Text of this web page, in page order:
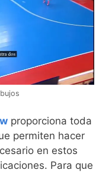
proporciona toda
permiten hacer
en estos
Para que